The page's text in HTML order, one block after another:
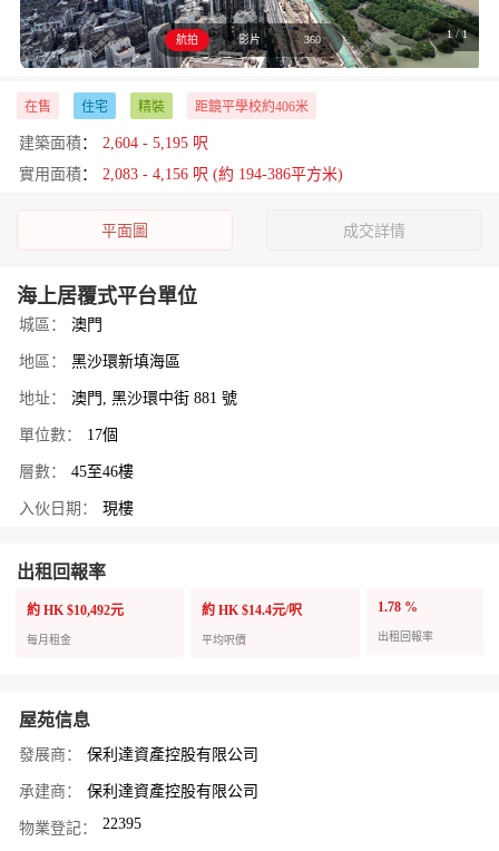
1/1
航拍 影片 360
在售 住宅 精裝 距鏡平學校約406米
建築面積：
2,604 - 5,195 呎
實用面積： 2,083 - 4,156 呎 (約 194-386平方米)
平面圖 成交詳情
海上居覆式平台單位
城區： 澳門
地區： 黑沙環新填海區
地址： 澳門, 黑沙環中街 881 號
單位數： 17個
層數： 45至46樓
入伙日期： 現樓
出租回報率
約 HK $10,492元
每月租金
約 HK $14.4元/呎
平均呎價
1.78 %
出租回報率
屋苑信息
發展商： 保利達資產控股有限公司
承建商： 保利達資產控股有限公司
物業登記： 22395